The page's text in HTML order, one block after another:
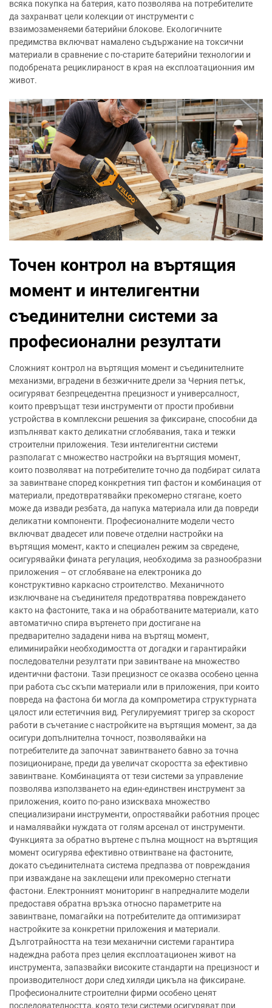
всяка покупка на батерия, като позволява на потребителите
да захранват цели колекции от инструменти с
взаимозаменяеми батерийни блокове. Екологичните
предимства включват намалено съдържание на токсични
материали в сравнение с по-старите батерийни технологии и
подобрената рециклираност в края на експлоатационния им
живот.
Точен контрол на въртящия
момент и интелигентни
съединителни системи за
професионални резултати
Сложният контрол на въртящия момент и съединителните
механизми, вградени в безжичните дрели за Черния петък,
осигуряват безпрецедентна прецизност и универсалност,
които превръщат тези инструменти от прости пробивни
устройства в комплексни решения за фиксиране, способни да
изпълняват както деликатни сглобявания, така и тежки
строителни приложения. Тези интелигентни системи
разполагат с множество настройки на въртящия момент,
които позволяват на потребителите точно да подбират силата
за завинтване според конкретния тип фастон и комбинация от
материали, предотвратявайки прекомерно стягане, което
може да извади резбата, да напука материала или да повреди
деликатни компоненти. Професионалните модели често
включват двадесет или повече отделни настройки на
въртящия момент, както и специален режим за свредене,
осигурявайки фината регулация, необходима за разнообразни
приложения – от сглобяване на електроника до
конструктивно каркасно строителство. Механичното
изключване на съединителя предотвратява повреждането
както на фастоните, така и на обработваните материали, като
автоматично спира въртенето при достигане на
предварително зададени нива на въртящ момент,
елиминирайки необходимостта от догадки и гарантирайки
последователни резултати при завинтване на множество
идентични фастони. Тази прецизност се оказва особено ценна
при работа със скъпи материали или в приложения, при които
повреда на фастона би могла да компрометира структурната
цялост или естетичния вид. Регулируемият тригер за скорост
работи в съчетание с настройките на въртящия момент, за да
осигури допълнителна точност, позволявайки на
потребителите да започнат завинтването бавно за точна
позициониране, преди да увеличат скоростта за ефективно
завинтване. Комбинацията от тези системи за управление
позволява използването на един-единствен инструмент за
приложения, които по-рано изискваха множество
специализирани инструменти, опростявайки работния процес
и намалявайки нуждата от голям арсенал от инструменти.
Функцията за обратно въртене с пълна мощност на въртящия
момент осигурява ефективно отвинтване на фастоните,
докато съединителната система предпазва от повреждания
при изваждане на заклещени или прекомерно стегнати
фастони. Електронният мониторинг в напредналите модели
предоставя обратна връзка относно параметрите на
завинтване, помагайки на потребителите да оптимизират
настройките за конкретни приложения и материали.
Дълготрайността на тези механични системи гарантира
надеждна работа през целия експлоатационен живот на
инструмента, запазвайки високите стандарти на прецизност и
производителност дори след хиляди цикъла на фиксиране.
Професионалните строителни фирми особено ценят
последователността, която тези системи осигуряват при